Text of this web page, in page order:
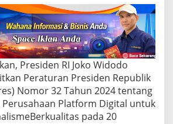
b
e
r
t
e
n
a
n
g
P
Presiden RI Joko Widodo
Peraturan Presiden Republik
Nomor 32 Tahun 2024 tentang
Perusahaan Platform Digital untuk
pada 20